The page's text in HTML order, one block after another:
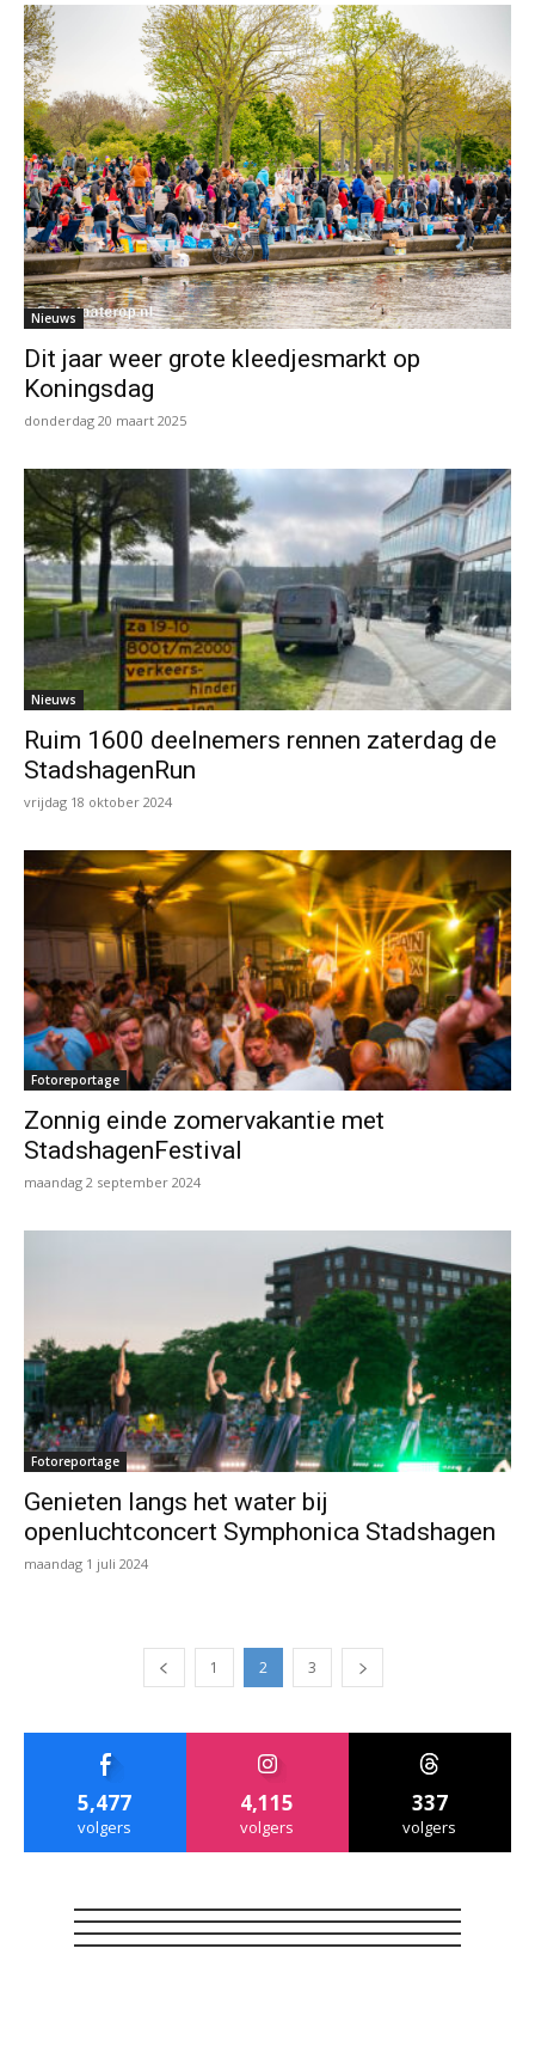
Nieuws
Dit jaar weer grote kleedjesmarkt op
Koningsdag
donderdag 20 maart 2025
Nieuws
Ruim 1600 deelnemers rennen zaterdag de
StadshagenRun
vrijdag 18 oktober 2024
Fotoreportage
Zonnig einde zomervakantie met
StadshagenFestival
maandag 2 september 2024
Fotoreportage
Genieten langs het water bij
openluchtconcert Symphonica Stadshagen
maandag 1 juli 2024
1 2 3
5,477
volgers
4,115
volgers
337
volgers